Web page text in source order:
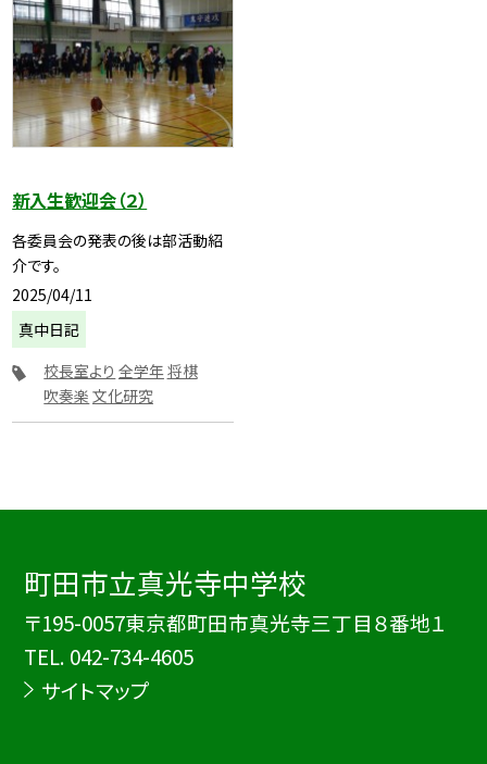
新入生歓迎会（２）
各委員会の発表の後は部活動紹
介です。
2025/04/11
真中日記
校長室より 全学年将棋
吹奏楽 文化研究
町田市立真光寺中学校
〒195-0057東京都町田市真光寺三丁目８番地１
TEL. 042-734-4605
サイトマップ